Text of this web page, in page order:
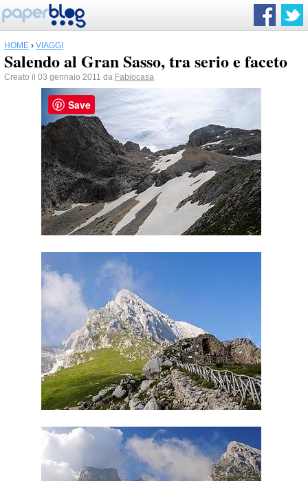
HOME › VIAGGI
Salendo al Gran Sasso, tra serio e faceto
Creato il 03 gennaio 2011 da Fabiocasa
Save